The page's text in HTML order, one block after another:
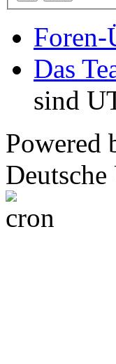
Foren-
Das
sind
Powered